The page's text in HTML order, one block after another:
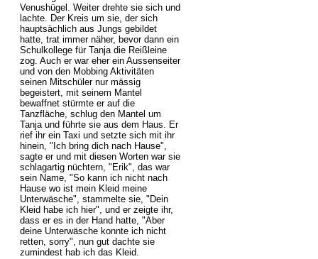
Venushügel. Weiter drehte sie sich und
lachte. Der Kreis um sie, der sich
hauptsächlich aus Jungs gebildet
hatte, trat immer näher, bevor dann ein
Schulkollege für Tanja die Reißleine
zog. Auch er war eher ein Aussenseiter
und von den Mobbing Aktivitäten
seinen Mitschüler nur mässig
begeistert, mit seinem Mantel
bewaffnet stürmte er auf die
Tanzfläche, schlug den Mantel um
Tanja und führte sie aus dem Haus. Er
rief ihr ein Taxi und setzte sich mit ihr
hinein, "Ich bring dich nach Hause",
sagte er und mit diesen Worten war sie
schlagartig nüchtern, "Erik", das war
sein Name, "So kann ich nicht nach
Hause wo ist mein Kleid meine
Unterwäsche", stammelte sie, "Dein
Kleid habe ich hier", und er zeigte ihr,
dass er es in der Hand hatte, "Aber
deine Unterwäsche konnte ich nicht
retten, sorry", nun gut dachte sie
zumindest hab ich das Kleid.